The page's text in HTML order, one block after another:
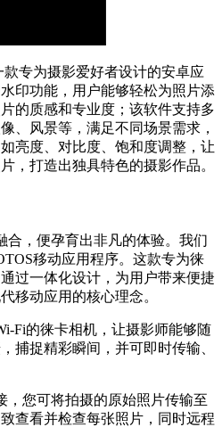
专为摄影爱好者设计的安卓应
印功能，用户能够轻松为照片添
的质感和专业度；该软件支持多
、风景等，满足不同场景需求，
亮度、对比度、饱和度调整，让
，打造出独具特色的摄影作品。
合，便孕育出非凡的体验。我们
移动应用程序。这款专为徕
过一体化设计，为用户带来便捷
移动应用的核心理念。
Fi的徕卡相机，让摄影师能够随
捕捉精彩瞬间，并可即时传输、
，您可将拍摄的原始照片传输至
查看并检查每张照片，同时远程